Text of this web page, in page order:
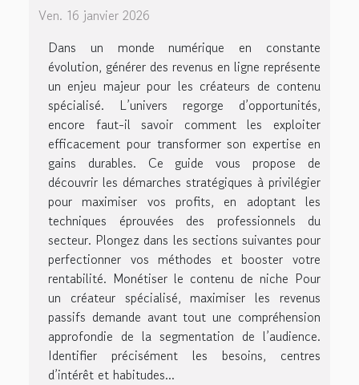
Ven. 16 janvier 2026
Dans un monde numérique en constante
évolution, générer des revenus en ligne représente
un enjeu majeur pour les créateurs de contenu
spécialisé. L’univers regorge d’opportunités,
encore faut-il savoir comment les exploiter
efficacement pour transformer son expertise en
gains durables. Ce guide vous propose de
découvrir les démarches stratégiques à privilégier
pour maximiser vos profits, en adoptant les
techniques éprouvées des professionnels du
secteur. Plongez dans les sections suivantes pour
perfectionner vos méthodes et booster votre
rentabilité. Monétiser le contenu de niche Pour
un créateur spécialisé, maximiser les revenus
passifs demande avant tout une compréhension
approfondie de la segmentation de l’audience.
Identifier précisément les besoins, centres
d’intérêt et habitudes...